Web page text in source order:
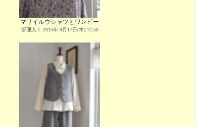
マリイルウシャツとワンピー
管理人Ｉ 2015年 9月17日(木) 17:50